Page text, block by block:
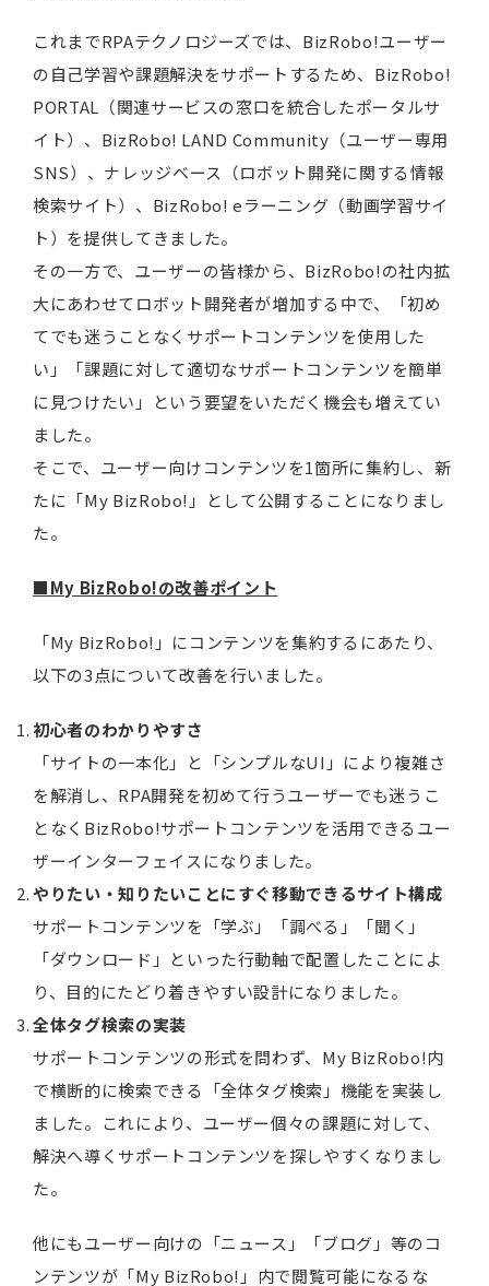
これまでRPAテクノロジーズでは、BizRobo!ユーザー
の自己学習や課題解決をサポートするため、BizRobo!
PORTAL（関連サービスの窓口を統合したポータルサ
イト）、BizRobo! LAND Community（ユーザー専用
SNS）、ナレッジベース（ロボット開発に関する情報
検索サイト）、BizRobo! eラーニング（動画学習サイ
ト）を提供してきました。
その一方で、ユーザーの皆様から、BizRobo!の社内拡
大にあわせてロボット開発者が増加する中で、「初め
てでも迷うことなくサポートコンテンツを使用した
い」「課題に対して適切なサポートコンテンツを簡単
に見つけたい」という要望をいただく機会も増えてい
ました。
そこで、ユーザー向けコンテンツを1箇所に集約し、新
たに「My BizRobo!」として公開することになりまし
た。
■My BizRobo!の改善ポイント
「My BizRobo!」にコンテンツを集約するにあたり、
以下の3点について改善を行いました。
初心者のわかりやすさ
「サイトの一本化」と「シンプルなUI」により複雑さ
を解消し、RPA開発を初めて行うユーザーでも迷うこ
となくBizRobo!サポートコンテンツを活用できるユー
ザーインターフェイスになりました。
やりたい・知りたいことにすぐ移動できるサイト構成
サポートコンテンツを「学ぶ」「調べる」「聞く」
「ダウンロード」といった行動軸で配置したことによ
り、目的にたどり着きやすい設計になりました。
全体タグ検索の実装
サポートコンテンツの形式を問わず、My BizRobo!内
で横断的に検索できる「全体タグ検索」機能を実装し
ました。これにより、ユーザー個々の課題に対して、
解決へ導くサポートコンテンツを探しやすくなりまし
た。
他にもユーザー向けの「ニュース」「ブログ」等のコ
ンテンツが「My BizRobo!」内で閲覧可能になるな